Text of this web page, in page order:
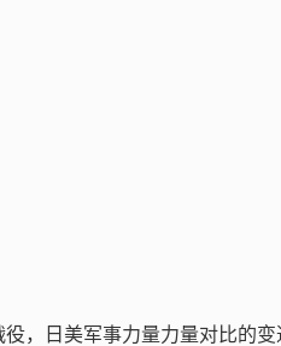
，日美军事力量力量对比的